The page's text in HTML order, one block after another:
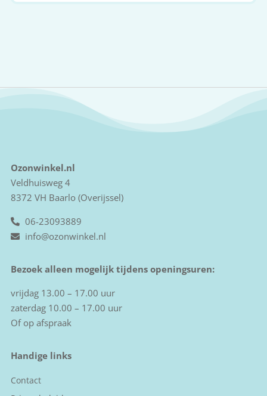
Ozonwinkel.nl
Veldhuisweg 4
8372 VH Baarlo (Overijssel)
06-23093889
info@ozonwinkel.nl
Bezoek alleen mogelijk tijdens openingsuren:
vrijdag 13.00 – 17.00 uur
zaterdag 10.00 – 17.00 uur
Of op afspraak
Handige links
Contact